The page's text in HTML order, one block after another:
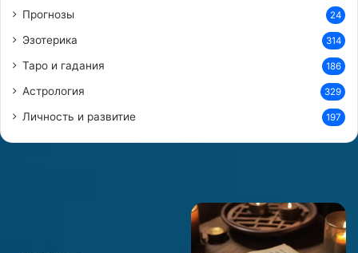
Прогнозы 24
Эзотерика 314
Таро и гадания 186
Астрология 329
Личность и развитие 197
Философский
фундамент